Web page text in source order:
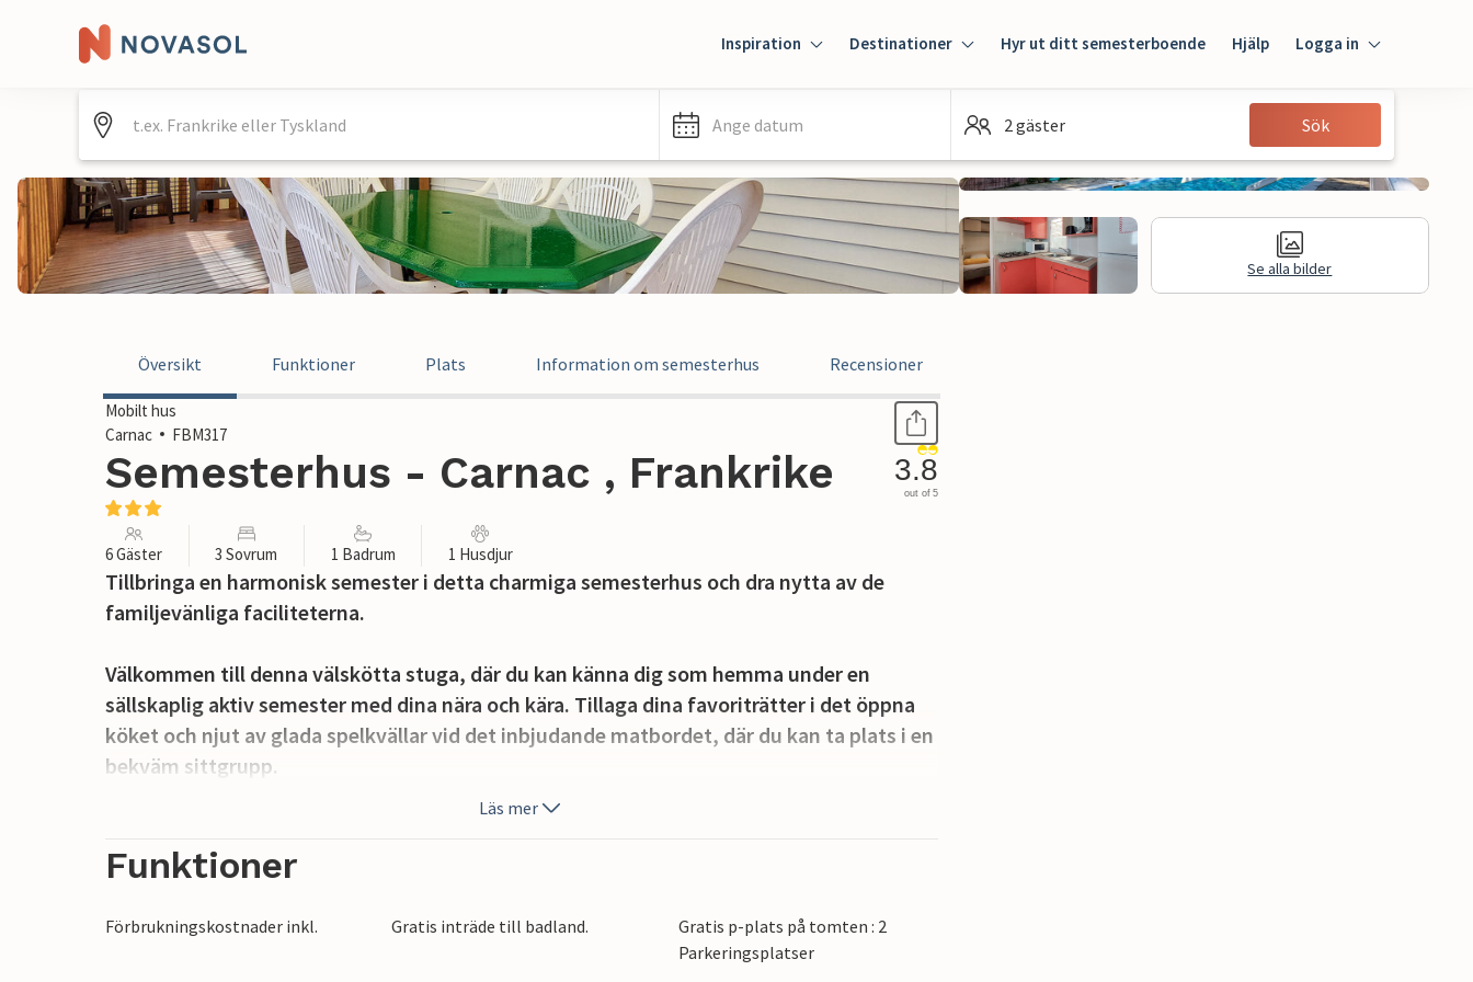
Inspiration Destinationer Hyr ut ditt semesterboende Hjälp Logga in
Gäst
Ange datum 2 gäster Sök
Se alla bilder
Översikt Funktioner Plats Information om semesterhus Recensioner
Mobilt hus
Carnac
FBM317
Semesterhus - Carnac , Frankrike 3.8
out of 5
6 Gäster 3 Sovrum 1 Badrum 1 Husdjur
Tillbringa en harmonisk semester i detta charmiga semesterhus och dra nytta av de
familjevänliga faciliteterna.
Välkommen till denna välskötta stuga, där du kan känna dig som hemma under en
sällskaplig aktiv semester med dina nära och kära. Tillaga dina favoriträtter i det öppna
köket och njut av glada spelkvällar vid det inbjudande matbordet, där du kan ta plats i en
bekväm sittgrupp.
dagen. Börja dagen med en frukost utomhus, koppla av med en bok i skuggan eller
få nya vänner på lekplatsen och ha kul i inomhus- eller utomhuspoolen, beroende på
Läs mer
Funktioner
Förbrukningskostnader inkl. Gratis inträde till badland.
Gratis p-plats på tomten : 2
Parkeringsplatser